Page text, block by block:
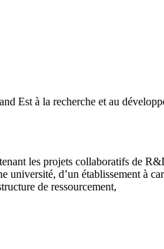
Est à la recherche et au
les projets collaboratifs de
d’un établissement à
de ressourcement,